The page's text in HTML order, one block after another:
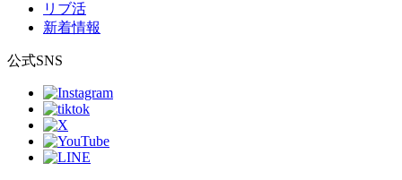
リブ活
新着情報
公式SNS